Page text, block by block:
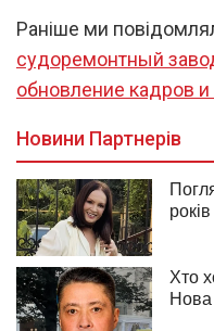
Раніше ми
судоремонтный
обновление кадров